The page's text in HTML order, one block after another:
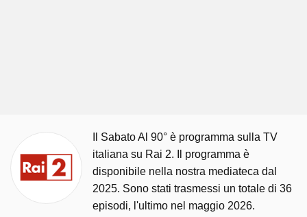
Il Sabato Al 90° è programma sulla TV
italiana su Rai 2. Il programma è
disponibile nella nostra mediateca dal
2025. Sono stati trasmessi un totale di 36
episodi, l'ultimo nel maggio 2026.